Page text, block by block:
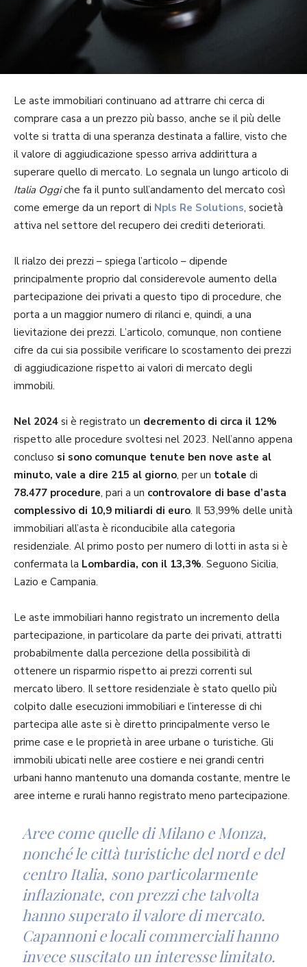
Le aste immobiliari continuano ad attrarre chi cerca di
comprare casa a un prezzo più basso, anche se il più delle
volte si tratta di una speranza destinata a fallire, visto che
il valore di aggiudicazione spesso arriva addirittura a
superare quello di mercato. Lo segnala un lungo articolo di
Italia Oggiche fa il punto sull’andamento del mercato così
come emerge da un report di Npls Re Solutions, società
attiva nel settore del recupero dei crediti deteriorati.
Il rialzo dei prezzi – spiega l’articolo – dipende
principalmente proprio dal considerevole aumento della
partecipazione dei privati a questo tipo di procedure, che
porta a un maggior numero di rilanci e, quindi, a una
lievitazione dei prezzi. L’articolo, comunque, non contiene
cifre da cui sia possibile verificare lo scostamento dei prezzi
di aggiudicazione rispetto ai valori di mercato degli
immobili.
Nel 2024 si è registrato un decremento di circa il 12%
rispetto alle procedure svoltesi nel 2023. Nell’anno appena
concluso si sono comunque tenute ben nove aste al
minuto, vale a dire 215 al giorno, per un totale di
78.477 procedure, pari a un controvalore di base d’asta
complessivo di 10,9 miliardi di euro. Il 53,99% delle unità
immobiliari all’asta è riconducibile alla categoria
residenziale. Al primo posto per numero di lotti in asta si è
confermata la Lombardia, con il 13,3%. Seguono Sicilia,
Lazio e Campania.
Le aste immobiliari hanno registrato un incremento della
partecipazione, in particolare da parte dei privati, attratti
probabilmente dalla percezione della possibilità di
ottenere un risparmio rispetto ai prezzi correnti sul
mercato libero. Il settore residenziale è stato quello più
colpito dalle esecuzioni immobiliari e l’interesse di chi
partecipa alle aste si è diretto principalmente verso le
prime case e le proprietà in aree urbane o turistiche. Gli
immobili ubicati nelle aree costiere e nei grandi centri
urbani hanno mantenuto una domanda costante, mentre le
aree interne e rurali hanno registrato meno partecipazione.
Aree come quelle di Milano e Monza,
nonché le città turistiche del nord e del
centro Italia, sono particolarmente
inflazionate, con prezzi che talvolta
hanno superato il valore di mercato.
Capannoni e locali commerciali hanno
invece suscitato un interesse limitato.